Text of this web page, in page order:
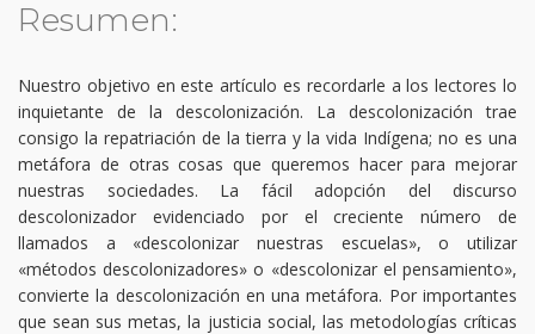
Resumen:
Nuestro objetivo en este artículo es recordarle a los lectores lo
inquietante de la descolonización. La descolonización trae
consigo la repatriación de la tierra y la vida Indígena; no es una
metáfora de otras cosas que queremos hacer para mejorar
nuestras sociedades. La fácil adopción del discurso
descolonizador evidenciado por el creciente número de
llamados a «descolonizar nuestras escuelas», o utilizar
«métodos descolonizadores» o «descolonizar el pensamiento»,
convierte la descolonización en una metáfora. Por importantes
que sean sus metas, la justicia social, las metodologías críticas